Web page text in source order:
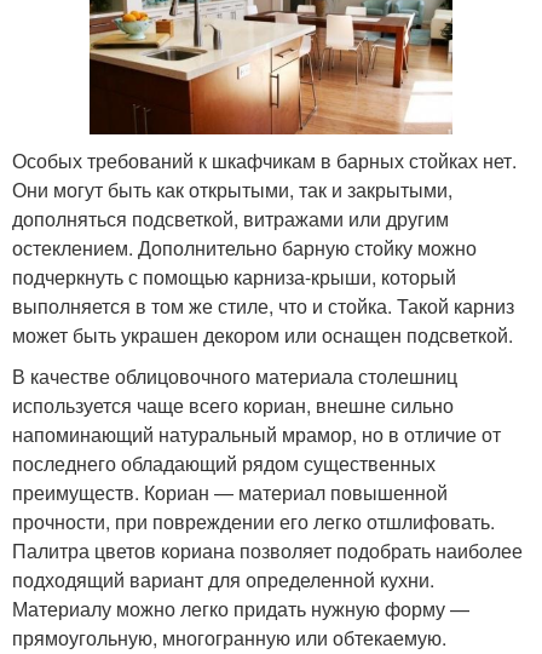
Особых требований к шкафчикам в барных стойках нет.
Они могут быть как открытыми, так и закрытыми,
дополняться подсветкой, витражами или другим
остеклением. Дополнительно барную стойку можно
подчеркнуть с помощью карниза-крыши, который
выполняется в том же стиле, что и стойка. Такой карниз
может быть украшен декором или оснащен подсветкой.
В качестве облицовочного материала столешниц
используется чаще всего кориан, внешне сильно
напоминающий натуральный мрамор, но в отличие от
последнего обладающий рядом существенных
преимуществ. Кориан — материал повышенной
прочности, при повреждении его легко отшлифовать.
Палитра цветов кориана позволяет подобрать наиболее
подходящий вариант для определенной кухни.
Материалу можно легко придать нужную форму —
прямоугольную, многогранную или обтекаемую.